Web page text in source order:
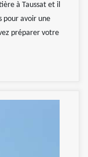
à Taussat et il
pour avoir une
préparer votre